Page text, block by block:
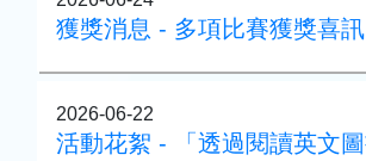
獲獎消息 - 多項比賽獲獎喜訊
2026-06-22